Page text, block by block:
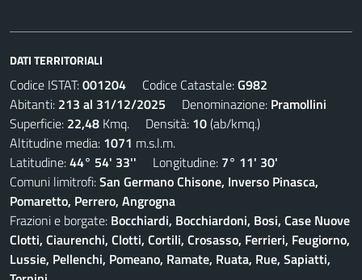
DATI TERRITORIALI
Codice ISTAT:001204 Codice Catastale:G982
Abitanti: 213 al 31/12/2025 Denominazione: Pramollini
Superficie: 22,48 Kmq. Densità: 10(ab/kmq.)
Altitudine media: 1071 m.s.l.m.
Latitudine:44° 54' 33'' Longitudine: 7° 11' 30'
Comuni limitrofi:San Germano Chisone, Inverso Pinasca,
Pomaretto, Perrero, Angrogna
Frazioni e borgate: Bocchiardi, Bocchiardoni, Bosi, Case Nuove
Clotti, Ciaurenchi, Clotti, Cortili, Crosasso, Ferrieri, Feugiorno,
Lussie, Pellenchi, Pomeano, Ramate, Ruata, Rue, Sapiatti,